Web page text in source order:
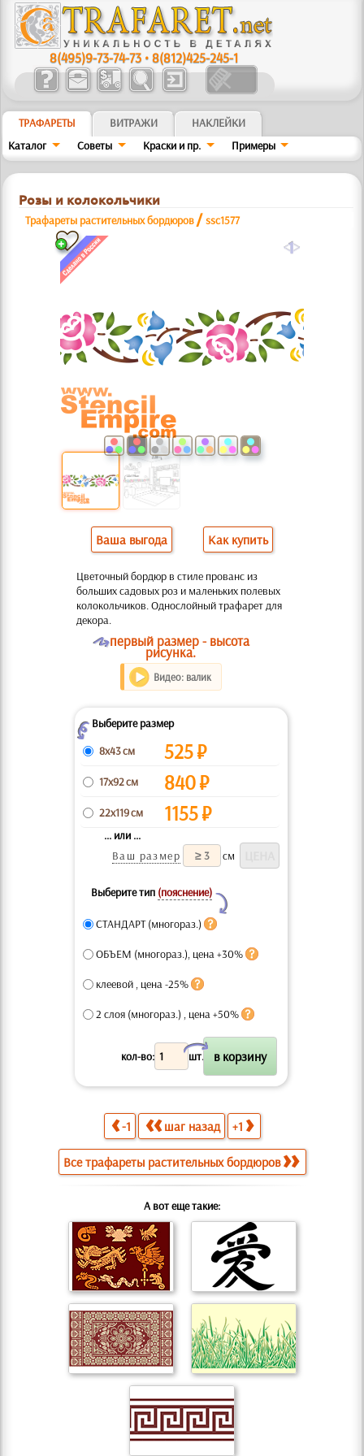
8(495)9-73-74-73 •8(812)425-245-1
ТРАФАРЕТЫ ВИТРАЖИ
НАКЛЕЙКИ
Каталог
Советы Краски и пр. Примеры
Розы и колокольчики
Трафареты растительных бордюров /ssc1577
a
Ваша выгода Как купить
Цветочный бордюр в стиле прованс из
больших садовых роз и маленьких полевых
колокольчиков. Однослойный трафарет для
декора.
Oпервый размер - высота
рисунка.
Видео: валик
ZВыберите размер
8x43 см
525₽
17x92 см 840₽
22x119 см 1155₽
... или ...
Ваш размер
см
Выберите тип (пояснение)
Y
СТАНДАРТ (многораз.)
ОБЪЕМ (многораз.), цена +30%
клеевой , цена -25%
2 слоя (многораз.) , цена +50%
кол-во: шт.
X
-1 шаг назад +1
Все трафареты растительных бордюров
А вот еще такие: